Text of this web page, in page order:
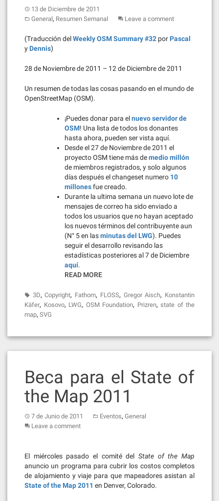
13 de Diciembre de 2011
General, Resumen Semanal Leave a comment
(Traducción delWeekly OSM Summary #32 por Pascal
y Dennis)
28 de Noviembre de 2011 – 12 de Diciembre de 2011
Un resumen de todas las cosas pasando en el mundo de
OpenStreetMap (OSM).
¡Puedes donar para elnuevo servidor de
OSM! Una lista de todos los donantes
hasta ahora, pueden ser vista aquí.
Desde el 27 de Noviembre de 2011 el
proyecto OSM tiene más demedio millón
de miembros registrados, y solo algunos
días después el changeset numero 10
millonesfue creado.
Durante la ultima semana un nuevo lote de
mensajes de correo ha sido enviado a
todos los usuarios que no hayan aceptado
los nuevos términos del contribuyente aun
(N° 5 en lasminutas del LWG). Puedes
seguir el desarrollo revisando las
estadísticas posteriores al 7 de Diciembre
aquí.
READ MORE
3D,Copyright, Fathom, FLOSS, Gregor Aisch, Konstantin
Käfer, Kosovo, LWG, OSM Foundation, Prizren, state of the
map, SVG
Beca para el State of
the Map 2011
7 de Junio de 2011 Eventos, General
Leave a comment
El miércoles pasado el comité del State of the Map
anuncio un programa para cubrir los costos completos
de alojamiento y viaje para que mapeadores asistan al
State of the Map 2011 en Denver, Colorado.